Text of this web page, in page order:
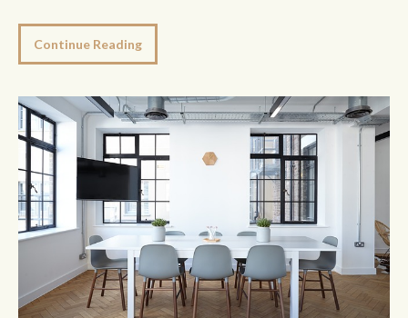
Continue Reading